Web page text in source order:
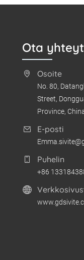
Ota
Osoite
No. 80,
Street,
Province,
E-posti
Puhelin
+86